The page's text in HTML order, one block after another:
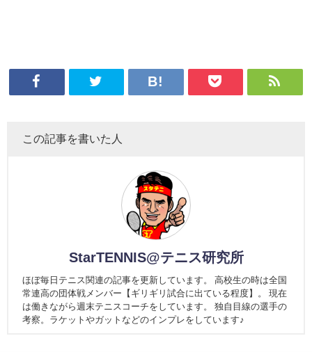
この記事を書いた人
StarTENNIS@テニス研究所
ほぼ毎日テニス関連の記事を更新しています。 高校生の時は全国
常連高の団体戦メンバー【ギリギリ試合に出ている程度】。 現在
は働きながら週末テニスコーチをしています。 独自目線の選手の
考察。ラケットやガットなどのインプレをしています♪